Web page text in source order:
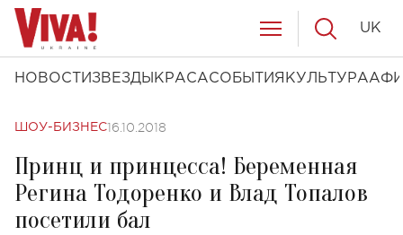
НОВОСТИ ЗВЕЗДЫ КРАСАСОБЫТИЯ КУЛЬТУРА
UK
ШОУ-БИЗНЕС16.10.2018
Принц и принцесса! Беременная
Регина Тодоренко и Влад Топалов
посетили бал